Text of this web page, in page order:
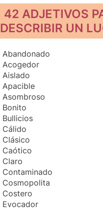
42 ADJETIVOS
DESCRIBIR UN
Abandonado
Acogedor
Aislado
Apacible
Asombroso
Bonito
Bullicios
Cálido
Clásico
Caótico
Claro
Contaminado
Cosmopolita
Costero
Evocador